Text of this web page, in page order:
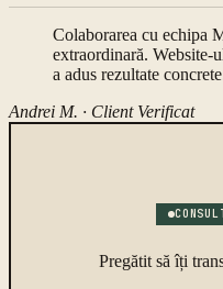
Colaborarea cu echipa
extraordinară. Website-
a adus rezultate
Andrei M. · Client Verificat
Pregătit să îți